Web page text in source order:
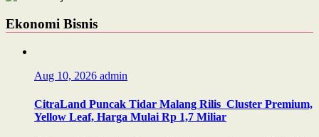
Ekonomi Bisnis
Aug 10, 2026 admin
CitraLand Puncak Tidar Malang Rilis Cluster Premium,
Yellow Leaf, Harga Mulai Rp 1,7 Miliar